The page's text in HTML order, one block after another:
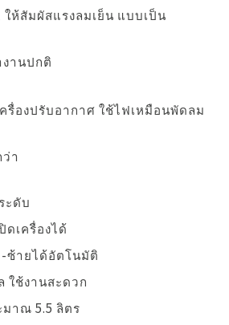
ห้สัมผัสแรงลมเย็น แบบเป็น
านปกติ
รื่องปรับอากาศ ใช้ไฟเหมือนพัดลม
า
ะดับ
ดเครื่องได้
ซ้ายได้อัตโนมัติ
ใช้งานสะดวก
าณ 5.5 ลิตร